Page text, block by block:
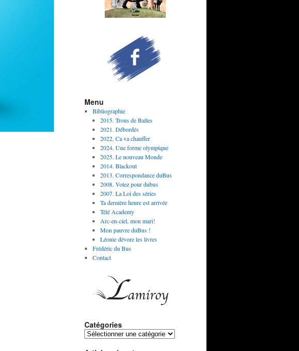
Menu
Bibliographie
2015. Trous de Balles
2021. Débordés
2022. Ca va chauffer
2024. Une forme olympique
2025. Le nouveau Monde
2014. Blackout
2013. Correspondance duBus
2008. Votez pour dubus
2007. La Loi des séries
Ta dernière heure est arrivée
Télé Academy
Arc-en-ciel, mon mari!
Mon pauvre duBus !
Léonie dévore les livres
Frédéric du Bus
Contact
Catégories